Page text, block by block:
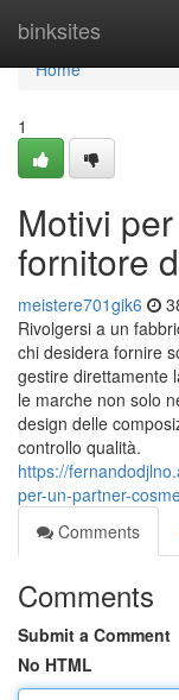
binksites
Home
Home
1
Motivi
fornitore
meistere701gik6
Rivolgersi a un
chi desidera fornire
gestire direttamente
le marche non solo
design delle
controllo qualità.
https://
per-un-partner-
Comments
Comments
Submit a Comment
No HTML